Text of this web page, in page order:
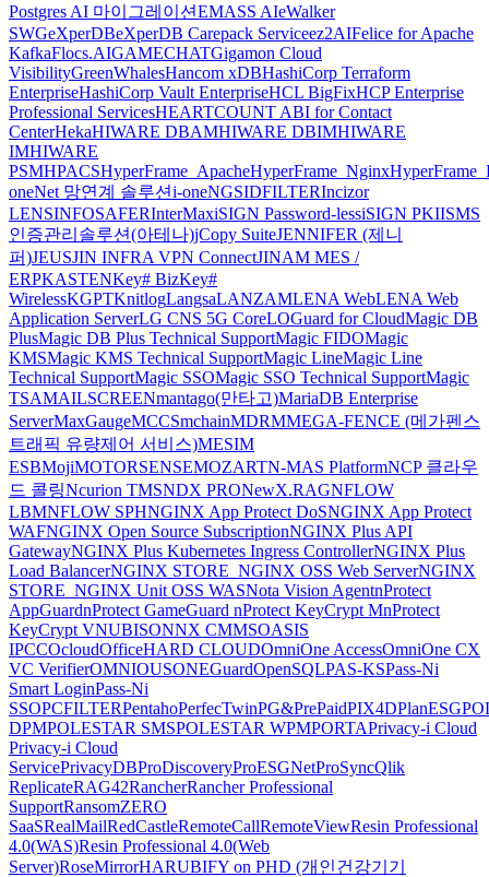
Postgres AI 마이그레이션EMASS AIeWalker
SWGeXperDBeXperDB Carepack Serviceez2AIFelice for Apache
KafkaFlocs.AIGAMECHATGigamon Cloud
VisibilityGreenWhalesHancom xDBHashiCorp Terraform
EnterpriseHashiCorp Vault EnterpriseHCL BigFixHCP Enterprise
Professional ServicesHEARTCOUNT ABI for Contact
CenterHekaHIWARE DBAMHIWARE DBIMHIWARE
IMHIWARE
PSMHPACSHyperFrame_ApacheHyperFrame_Nginx
oneNet 망연계 솔루션i-oneNGSIDFILTERIncizor
LENSINFOSAFERInterMaxiSIGN Password-lessiSIGN PKIISMS
인증관리솔루션(아테나)jCopy SuiteJENNIFER (제니
퍼)JEUSJIN INFRA VPN ConnectJINAM MES /
ERPKASTENKey# BizKey#
WirelessKGPTKnitlogLangsaLANZAMLENA WebLENA Web
Application ServerLG CNS 5G CoreLOGuard for CloudMagic DB
PlusMagic DB Plus Technical SupportMagic FIDOMagic
KMSMagic KMS Technical SupportMagic LineMagic Line
Technical SupportMagic SSOMagic SSO Technical SupportMagic
TSAMAILSCREENmantago(만타고)MariaDB Enterprise
ServerMaxGaugeMCCSmchainMDRMMEGA-FENCE (메가펜스
트래픽 유량제어 서비스)MESIM
ESBMojiMOTORSENSEMOZARTN-MAS PlatformNCP 클라우
드 콜링Ncurion TMSNDX PRONewX.RAGNFLOW
LBMNFLOW SPHNGINX App Protect DoSNGINX App Protect
WAFNGINX Open Source SubscriptionNGINX Plus API
GatewayNGINX Plus Kubernetes Ingress ControllerNGINX Plus
Load BalancerNGINX STORE_NGINX OSS Web ServerNGINX
STORE_NGINX Unit OSS WASNota Vision AgentnProtect
AppGuardnProtect GameGuard nProtect KeyCrypt MnProtect
KeyCrypt VNUBISONNX CMMSOASIS
IPCCOcloudOfficeHARD CLOUDOmniOne AccessOmniOne CX
VC VerifierOMNIOUSONEGuardOpenSQLPAS-KSPass-Ni
Smart LoginPass-Ni
SSOPCFILTERPentahoPerfecTwinPG&PrePaidPIX4DPlanESG
DPMPOLESTAR SMSPOLESTAR WPMPORTAPrivacy-i Cloud
Privacy-i Cloud
ServicePrivacyDBProDiscoveryProESGNetProSyncQlik
ReplicateRAG42RancherRancher Professional
SupportRansomZERO
SaaSRealMailRedCastleRemoteCallRemoteViewResin Professional
4.0(WAS)Resin Professional 4.0(Web
Server)RoseMirrorHARUBIFY on PHD (개인건강기기